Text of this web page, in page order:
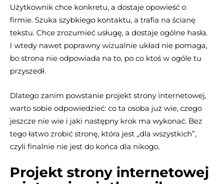
Użytkownik chce konkretu, a dostaje opowieść o
firmie. Szuka szybkiego kontaktu, a trafia na ścianę
tekstu. Chce zrozumieć usługę, a dostaje ogólne hasła.
I wtedy nawet poprawny wizualnie układ nie pomaga,
bo strona nie odpowiada na to, po co ktoś w ogóle tu
przyszedł.
Dlatego zanim powstanie projekt strony internetowej,
warto sobie odpowiedzieć: co ta osoba już wie, czego
jeszcze nie wie i jaki następny krok ma wykonać. Bez
tego łatwo zrobić stronę, która jest „dla wszystkich”,
czyli finalnie nie jest do końca dla nikogo.
Projekt strony internetowej